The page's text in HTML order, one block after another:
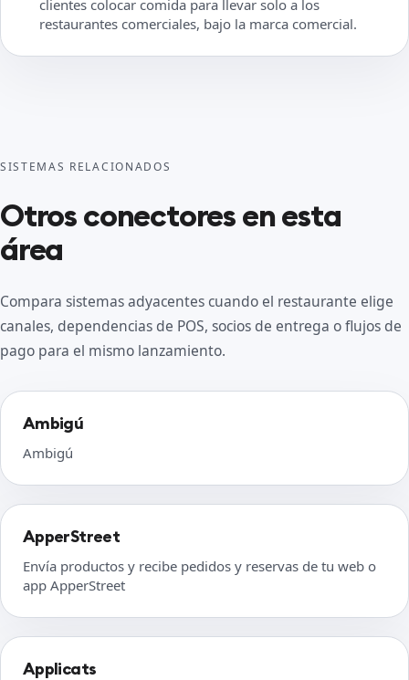
clientes colocar comida para llevar solo a los
restaurantes comerciales, bajo la marca comercial.
SISTEMAS RELACIONADOS
Otros conectores en esta
área
Compara sistemas adyacentes cuando el restaurante elige
canales, dependencias de POS, socios de entrega o flujos de
pago para el mismo lanzamiento.
Ambigú
Ambigú
ApperStreet
Envía productos y recibe pedidos y reservas de tu web o
app ApperStreet
Applicats